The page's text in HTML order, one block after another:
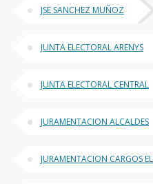
JSE SANCHEZ MUÑOZ
JUNTA ELECTORAL ARENYS
JUNTA ELECTORAL CENTRAL
JURAMENTACION ALCALDES
JURAMENTACION CARGOS